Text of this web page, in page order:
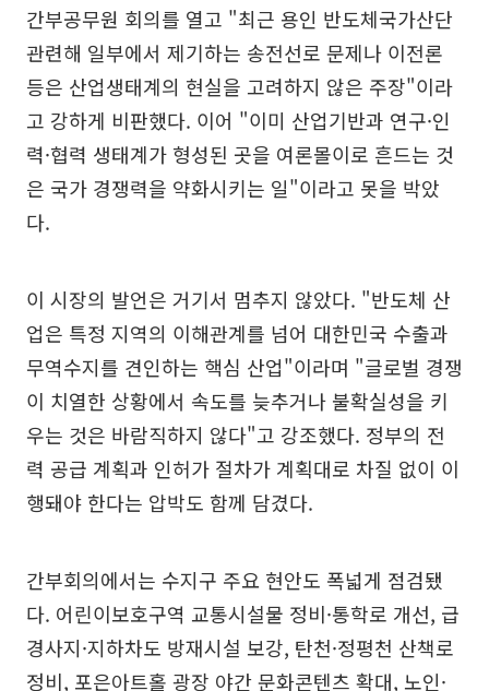
간부공무원 회의를 열고 "최근 용인 반도체국가산단
관련해 일부에서 제기하는 송전선로 문제나 이전론
등은 산업생태계의 현실을 고려하지 않은 주장"이라
고 강하게 비판했다. 이어 "이미 산업기반과 연구·인
력·협력 생태계가 형성된 곳을 여론몰이로 흔드는 것
은 국가 경쟁력을 약화시키는 일"이라고 못을 박았
다.
이 시장의 발언은 거기서 멈추지 않았다. "반도체 산
업은 특정 지역의 이해관계를 넘어 대한민국 수출과
무역수지를 견인하는 핵심 산업"이라며 "글로벌 경쟁
이 치열한 상황에서 속도를 늦추거나 불확실성을 키
우는 것은 바람직하지 않다"고 강조했다. 정부의 전
력 공급 계획과 인허가 절차가 계획대로 차질 없이 이
행돼야 한다는 압박도 함께 담겼다.
간부회의에서는 수지구 주요 현안도 폭넓게 점검됐
다. 어린이보호구역 교통시설물 정비·통학로 개선, 급
경사지·지하차도 방재시설 보강, 탄천·정평천 산책로
정비, 포은아트홀 광장 야간 문화콘텐츠 확대, 노인·